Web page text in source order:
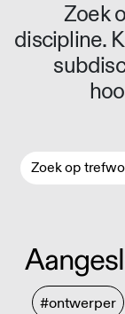
Zoek
discipline.
#ontwerper